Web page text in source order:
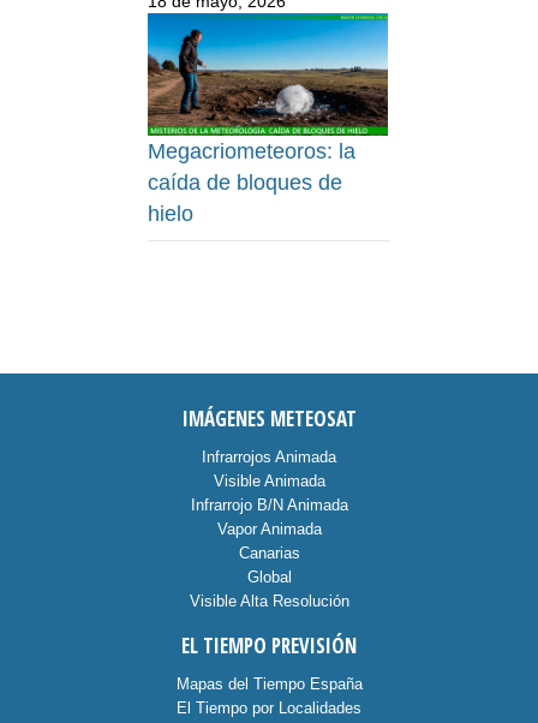
Megacriometeoros: la
caída de bloques de
hielo
IMÁGENES METEOSAT
Infrarrojos Animada
Visible Animada
Infrarrojo B/N Animada
Vapor Animada
Canarias
Global
Visible Alta Resolución
EL TIEMPO PREVISIÓN
Mapas del Tiempo España
El Tiempo por Localidades